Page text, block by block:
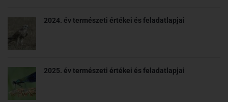
2024. év természeti értékei és feladatlapjai
2025. év természeti értékei és feladatlapjai